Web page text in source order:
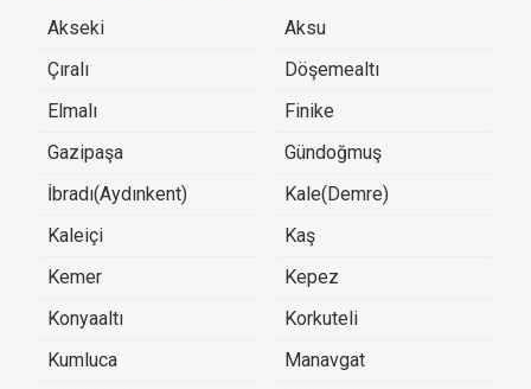
Akseki
Aksu
Çıralı
Döşemealtı
Elmalı
Finike
Gazipaşa
Gündoğmuş
İbradı(Aydınkent)
Kale(Demre)
Kaleiçi
Kaş
Kemer
Kepez
Konyaaltı
Korkuteli
Kumluca
Manavgat